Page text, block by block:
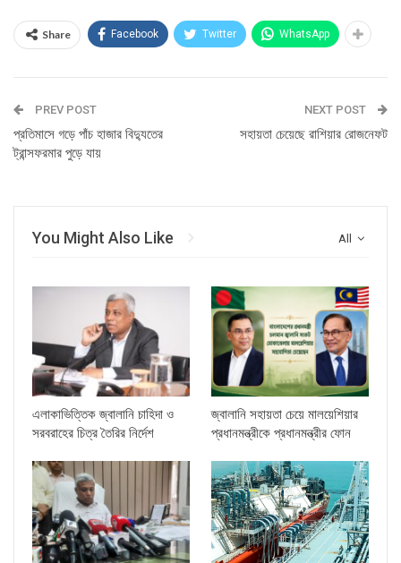
Share Facebook Twitter WhatsApp
PREV POST
প্রতিমাসে গড়ে পাঁচ হাজার বিদ্যুতের
ট্রান্সফরমার পুড়ে যায়
NEXT POST
সহায়তা চেয়েছে রাশিয়ার রোজনেফট
All
You Might Also Like
এলাকাভিত্তিক জ্বালানি চাহিদা ও
সরবরাহের চিত্র তৈরির নির্দেশ
জ্বালানি সহায়তা চেয়ে মালয়েশিয়ার
প্রধানমন্ত্রীকে প্রধানমন্ত্রীর ফোন